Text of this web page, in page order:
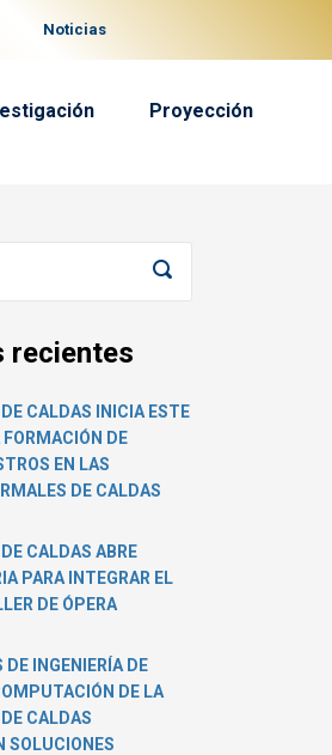
Noticias
Proyección
recientes
CALDAS INICIA ESTE
DE
EN LAS
DE CALDAS
CALDAS ABRE
PARA INTEGRAR EL
DE ÓPERA
INGENIERÍA DE
DE LA
CALDAS
SOLUCIONES